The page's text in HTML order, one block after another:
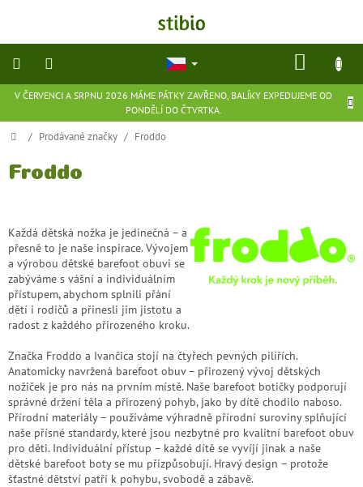
V ČERVENCI A SRPNU 2026 MÁME PÁTKY ZAVŘENO, BALÍKY EXPEDUJEME OD
PONDĚLÍ DO ČTVRTKA.
přírodní
stravy
ekologické
hračky
a
hry
flexibilní
zachraň
zboží
Značky
CZK
/
Domů
/ Prodávané značky / Froddo
Froddo
Každá dětská nožka je jedinečná – a
přesně to je naše inspirace. Vývojem
a výrobou dětské barefoot obuvi se
zabýváme s vášní a individuálním
přístupem, abychom splnili přání
dětí i rodičů a přinesli jim jistotu a
radost z každého přirozeného kroku.
Značka Froddo a Ivančica stojí na čtyřech pevných pilířích.
Anatomicky navržená barefoot obuv – přirozený vývoj dětských
nožiček je pro nás na prvním místě. Naše barefoot botičky podporují
správné držení těla a přirozený pohyb, jako by dítě chodilo naboso.
Přírodní materiály – používáme výhradně přírodní suroviny splňující
naše přísné standardy, které jsou nezbytné pro kvalitní barefoot obuv
pro děti. Individuální přístup – každé dítě se vyvíjí jinak a naše
dětské barefoot boty se mu přizpůsobují. Hravý design – protože
šťastné dětství patří k pohybu, svobodě a zábavě.